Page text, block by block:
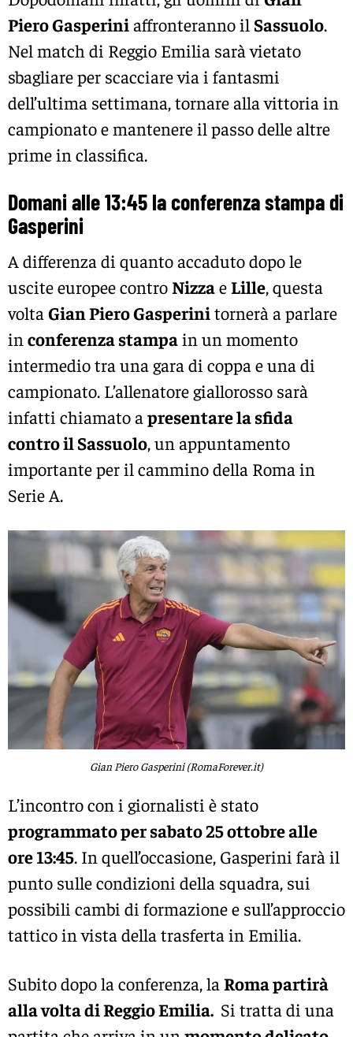
Piero Gasperiniaffronteranno il Sassuolo.
Nel match di Reggio Emilia sarà vietato
sbagliare per scacciare via i fantasmi
dell’ultima settimana, tornare alla vittoria in
campionato e mantenere il passo delle altre
prime in classifica.
Domani alle 13:45 la conferenza stampa di
Gasperini
A differenza di quanto accaduto dopo le
uscite europee contro NizzaeLille, questa
volta Gian Piero Gasperinitornerà a parlare
in conferenza stampain un momento
intermedio tra una gara di coppa e una di
campionato. L’allenatore giallorosso sarà
infatti chiamato a presentare la sfida
contro il Sassuolo, un appuntamento
importante per il cammino della Roma in
Serie A.
Gian Piero Gasperini (RomaForever.it)
L’incontro con i giornalisti è stato
programmato per sabato 25 ottobre alle
ore 13:45. In quell’occasione, Gasperini farà il
punto sulle condizioni della squadra, sui
possibili cambi di formazione e sull’approccio
tattico in vista della trasferta in Emilia.
Subito dopo la conferenza, la Roma partirà
alla volta di Reggio Emilia. Si tratta di una